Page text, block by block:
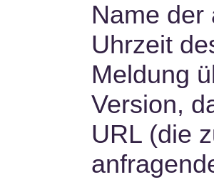
Name der
Uhrzeit
Meldung
Version,
URL (die